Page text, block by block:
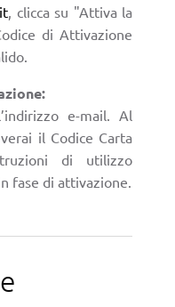
, clicca su "Attiva la
di Attivazione
e-mail. Al
il Codice Carta
di utilizzo
fase di attivazione.